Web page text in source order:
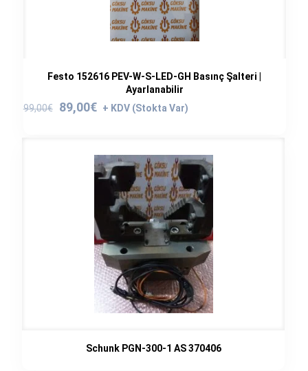
Festo 152616 PEV-W-S-LED-GH Basınç Şalteri |
Ayarlanabilir
99,00€
Orijinal
89,00€
Şu
89,00€.
Schunk PGN-300-1 AS 370406